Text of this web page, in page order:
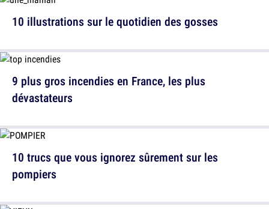
9 plus gros incendies en France, les plus
dévastateurs
10 illustrations sur le quotidien des gosses
10 trucs que vous ignorez sûrement sur les
pompiers